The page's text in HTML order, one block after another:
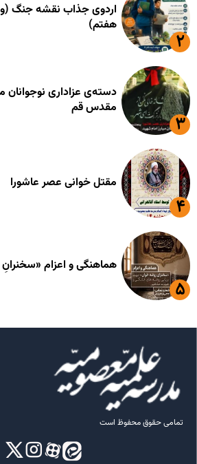
اردوی جذاب نقشه جنگ
هفتم)
دسته‌ی عزاداری نوجوانان
مقدس قم
مقتل خوانی عصر عاشورا
هماهنگی و اعزام
تمامی حقوق محفوظ است